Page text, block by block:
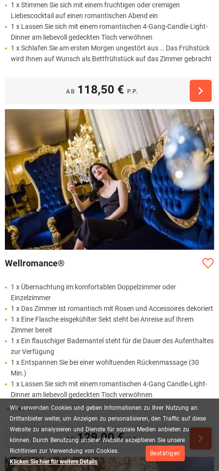
Wir verwenden Cookies und geben Informationen zu Ihrer Nutzung an
Drittanbieter weiter, um Anzeigen zu personalisieren, den Traffic auf diese
Website zu analysieren und Dienste für soziale Medien anbieten zu
können. Durch Benutzung unserer Website akzeptieren Sie unsere
Richtlinien zur Verwendung von Cookies.
Klicken Sie hier für weitere Details
Bestätigen
1 x Stimmen Sie sich mit einem fruchtigen oder cremigen
Liebescocktail auf einen romantischen Abend ein
1 x Lassen Sie sich mit einem romantischen 4-Gang-Candle-Light-
Dinner am liebevoll gedeckten Tisch verwöhnen
1 x Schlafen Sie am ersten Morgen ungestört aus … Das Frühstück
wird Ihnen auf Wunsch als Bettfrühstück auf das Zimmer gebracht
AB 118,50 € P.P.
Wellromance®
1 x Übernachtung im komfortablen Doppelzimmer oder
Einzelzimmer
1 x Das Zimmer ist romantisch mit Rosen und Accessoires dekoriert
1 x Eine Flasche eisgekühlter Sekt steht bei Anreise auf Ihrem
Zimmer bereit
1 x Ein flauschiger Bademantel steht für die Dauer des Aufenthaltes
zur Verfügung
1 x Entspannen Sie bei einer wohltuenden Rückenmassage (30
Min.)
1 x Lassen Sie sich mit einem romantischen 4-Gang Candle-Light-
Dinner am liebevoll gedeckten Tisch verwöhnen
Mehr lesen
AB 129,00 €P.P.